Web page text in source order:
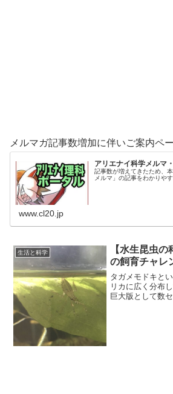
メルマガ記事数増加に伴いご案内ペ
アリエナイ科学メルマ
記事数が増えてきたため、
メルマ」の記事をわかりや
www.cl20.jp
生活と科学
【水生昆虫
の飼育チャレ
タガメモドキと
リカに広く分布
巨大版として数